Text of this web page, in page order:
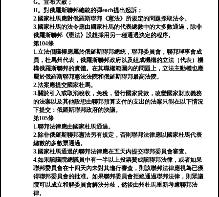
G。宣布大赦；
H。對俄羅斯聯邦總統的彈each提出起訴；
2.國家杜馬應對俄羅斯聯邦《憲法》所規定的問題採取法令。
3.國家杜馬的法令應由國家杜馬的代表總數中的大多數通過，除非
俄羅斯聯邦《憲法》設想採用另一種通過決定的程序。
第104條
1.立法倡議權應屬於俄羅斯聯邦總統，聯邦委員會，聯邦理事會成
員，杜馬州代表，俄羅斯聯邦政府以及組成機構的立法（代表）機
構俄羅斯聯邦的實體。在其職權範圍內的問題上，立法主動權也應
屬於俄羅斯聯邦憲法法院和俄羅斯聯邦最高法院。
2.法案應提交國家杜馬。
3.關於引入或取消稅收，免稅，發行國家貸款，改變國家財政義務
的法案以及其他設想由聯邦預算支付的支出的法案只能在以下情況
下提交：俄羅斯聯邦政府的決議。
第105條
1.聯邦法律應由國家杜馬通過。
2.除非俄羅斯聯邦憲法另有規定，否則聯邦法律應以國家杜馬代表
總數的多數票通過。
3.國家杜馬通過的聯邦法律應在五天內提交聯邦委員會審查。
4.如果該議院總議員中有一半以上投票贊成該聯邦法律，或者如果
聯邦委員會在十四天內未對其進行審查，則該聯邦法律應視為已獲
得聯邦委員會的批准。如果聯邦委員會拒絕通過聯邦法律，則眾議
院可以成立和解委員會解決分歧，然後由州杜馬重新考慮聯邦法
律。